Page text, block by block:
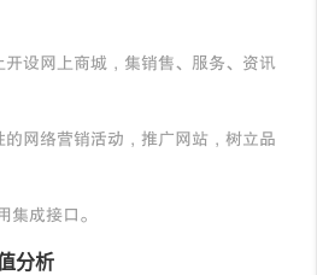
设网上商城，集销售、服务、资讯
网络营销活动，推广网站，树立品
成接口。
分析